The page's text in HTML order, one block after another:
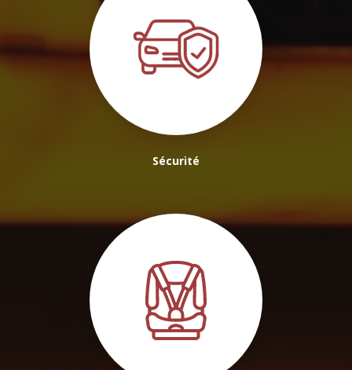
Sécurité